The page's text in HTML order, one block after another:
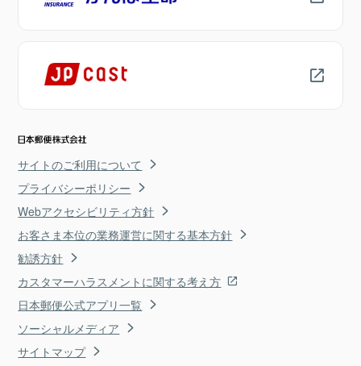
サイトのご利用について
プライバシーポリシー
Webアクセシビリティ方針
お客さま本位の業務運営に関する基本方針
勧誘方針
カスタマーハラスメントに関する考え方
日本郵便公式アプリ一覧
ソーシャルメディア
サイトマップ